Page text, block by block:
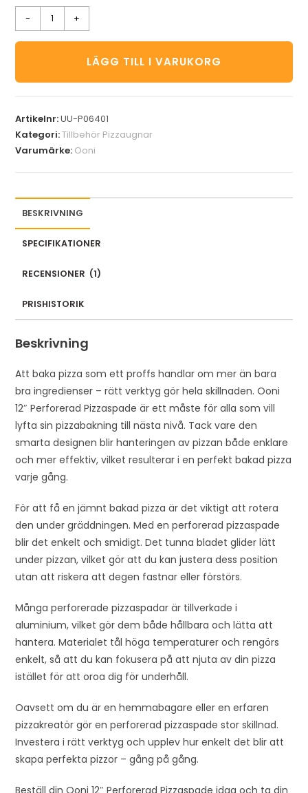
- +
LÄGG TILL I VARUKORG
Artikelnr:UU-P06401
Kategori:Tillbehör Pizzaugnar
Varumärke: Ooni
BESKRIVNING
SPECIFIKATIONER
RECENSIONER (1)
PRISHISTORIK
Beskrivning
Att baka pizza som ett proffs handlar om mer än bara
bra ingredienser – rätt verktyg gör hela skillnaden. Ooni
12″ Perforerad Pizzaspade är ett måste för alla som vill
lyfta sin pizzabakning till nästa nivå. Tack vare den
smarta designen blir hanteringen av pizzan både enklare
och mer effektiv, vilket resulterar i en perfekt bakad pizza
varje gång.
För att få en jämnt bakad pizza är det viktigt att rotera
den under gräddningen. Med en perforerad pizzaspade
blir det enkelt och smidigt. Det tunna bladet glider lätt
under pizzan, vilket gör att du kan justera dess position
utan att riskera att degen fastnar eller förstörs.
Många perforerade pizzaspadar är tillverkade i
aluminium, vilket gör dem både hållbara och lätta att
hantera. Materialet tål höga temperaturer och rengörs
enkelt, så att du kan fokusera på att njuta av din pizza
istället för att oroa dig för underhåll.
Oavsett om du är en hemmabagare eller en erfaren
pizzakreatör gör en perforerad pizzaspade stor skillnad.
Investera i rätt verktyg och upplev hur enkelt det blir att
skapa perfekta pizzor – gång på gång.
Beställ din Ooni 12″ Perforerad Pizzaspade idag och ta din